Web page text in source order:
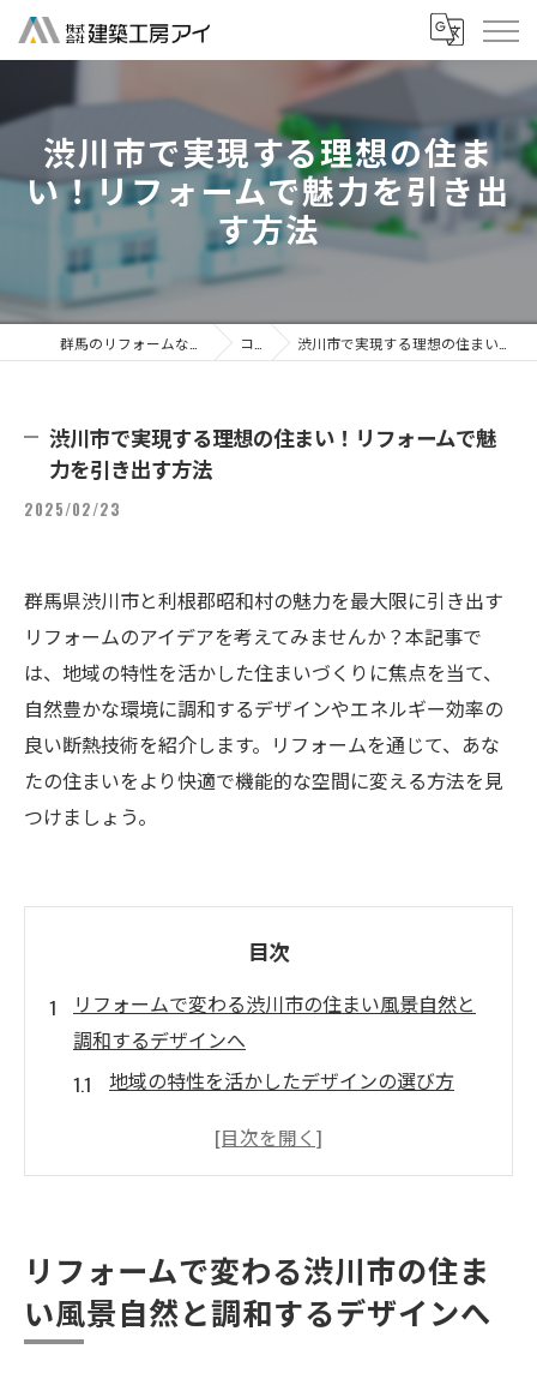
渋川市で実現する理想の住ま
い！リフォームで魅力を引き出
す方法
コラム 渋川市で実現する理想の住まい！リフォームで魅力を引き出す方法
渋川市で実現する理想の住まい！リフォームで魅
力を引き出す方法
2025/02/23
群馬県渋川市と利根郡昭和村の魅力を最大限に引き出す
リフォームのアイデアを考えてみませんか？本記事で
は、地域の特性を活かした住まいづくりに焦点を当て、
自然豊かな環境に調和するデザインやエネルギー効率の
良い断熱技術を紹介します。リフォームを通じて、あな
たの住まいをより快適で機能的な空間に変える方法を見
つけましょう。
目次
リフォームで変わる渋川市の住まい風景自然と
調和するデザインへ
地域の特性を活かしたデザインの選び方
自然素材を使用したリフォームのメリット
力
自然環境を守るための持続可能な手法
リフォームで変わる渋川市の住ま
い風景自然と調和するデザインへ